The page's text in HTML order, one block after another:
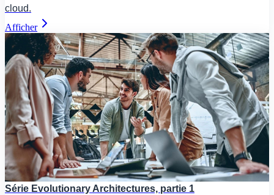
cloud.
Afficher
Série Evolutionary Architectures, partie 1